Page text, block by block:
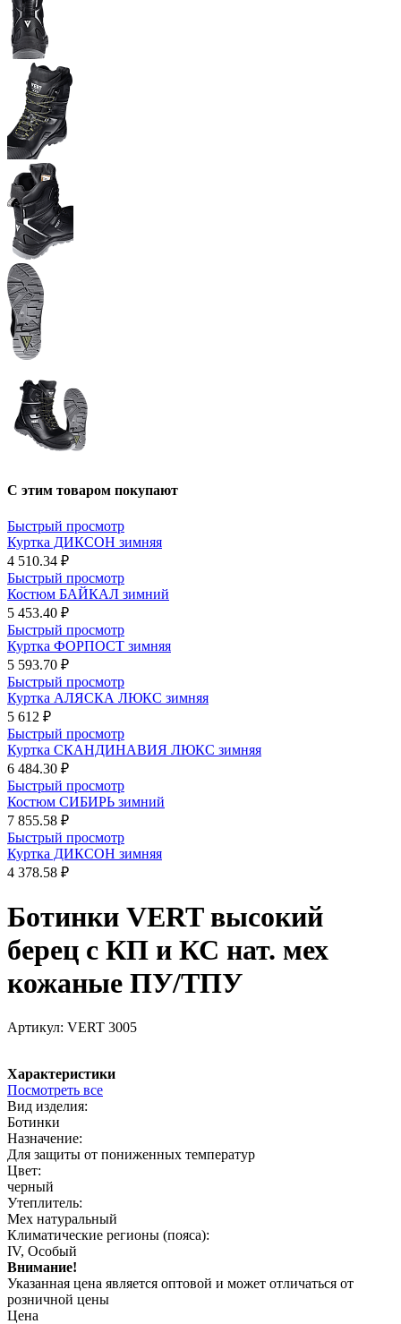
С этим товаром покупают
Быстрый просмотр
Куртка ДИКСОН зимняя
4 510.34 ₽
Быстрый просмотр
Костюм БАЙКАЛ зимний
5 453.40 ₽
Быстрый просмотр
Куртка ФОРПОСТ зимняя
5 593.70 ₽
Быстрый просмотр
Куртка АЛЯСКА ЛЮКС зимняя
5 612 ₽
Быстрый просмотр
Куртка СКАНДИНАВИЯ ЛЮКС зимняя
6 484.30 ₽
Быстрый просмотр
Костюм СИБИРЬ зимний
7 855.58 ₽
Быстрый просмотр
Куртка ДИКСОН зимняя
4 378.58 ₽
Ботинки VERT высокий
берец с КП и КС нат. мех
кожаные ПУ/ТПУ
Артикул: VERT 3005
Характеристики
Посмотреть все
Вид изделия:
Ботинки
Назначение:
Для защиты от пониженных температур
Цвет:
черный
Утеплитель:
Мех натуральный
Климатические регионы (пояса):
IV, Особый
Внимание!
Указанная цена является оптовой и может отличаться от
розничной цены
Цена